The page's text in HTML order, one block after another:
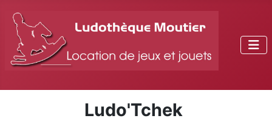
Ludo'Tchek